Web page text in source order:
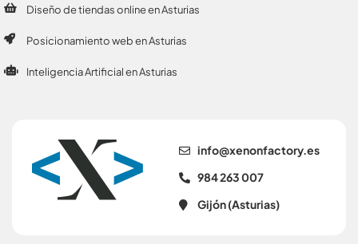
se.yrotcafnonex@ofni
984 263 007
Gijón (Asturias)
Diseño de tiendas online en Asturias
Posicionamiento web en Asturias
Inteligencia Artificial en Asturias